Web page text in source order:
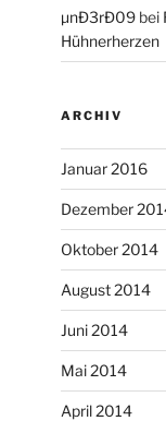
µnÐ3rÐ09bei
Hühnerherzen
ARCHIV
Januar 2016
Dezember
Oktober 2014
August 2014
Juni 2014
Mai 2014
April 2014